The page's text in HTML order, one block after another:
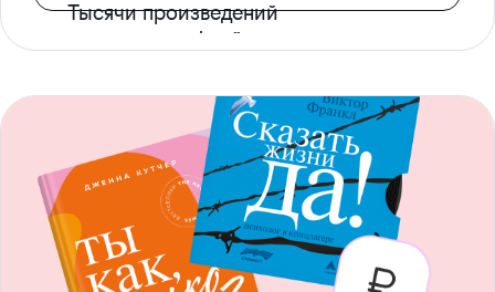
Тысячи произведений
с доступом офлайн